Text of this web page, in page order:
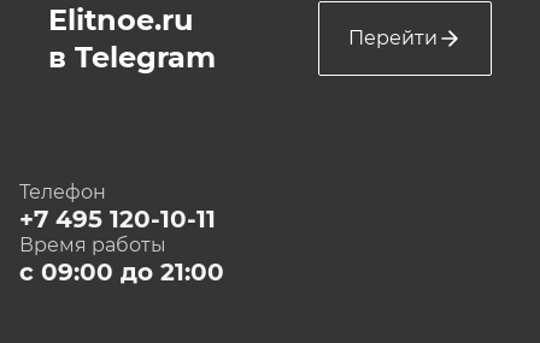
Elitnoe.ru
в Telegram
Перейти
Телефон
+7 495 120-10-11
Время работы
с 09:00 до 21:00